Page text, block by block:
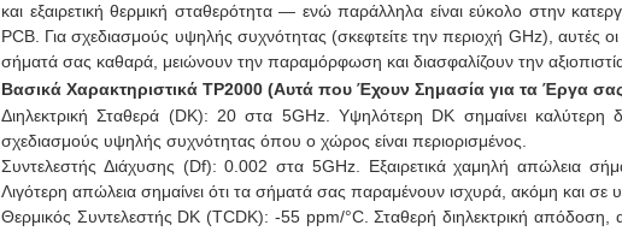
και εξαιρετική θερμική σταθερότητα — ενώ παράλληλα είναι εύκολο στην
PCB. Για σχεδιασμούς υψηλής συχνότητας (σκεφτείτε την περιοχή GHz), αυτές
σήματά σας καθαρά, μειώνουν την παραμόρφωση και διασφαλίζουν την
Βασικά Χαρακτηριστικά TP2000 (Αυτά που Έχουν Σημασία για τα Έργα
Διηλεκτρική Σταθερά (DK): 20 στα 5GHz. Υψηλότερη DK σημαίνει καλύτερη
σχεδιασμούς υψηλής συχνότητας όπου ο χώρος είναι περιορισμένος.
Συντελεστής Διάχυσης (Df): 0.002 στα 5GHz. Εξαιρετικά χαμηλή απώλεια
Λιγότερη απώλεια σημαίνει ότι τα σήματά σας παραμένουν ισχυρά, ακόμη και σε
Θερμικός Συντελεστής DK (TCDK): -55 ppm/°C. Σταθερή διηλεκτρική απόδοση,